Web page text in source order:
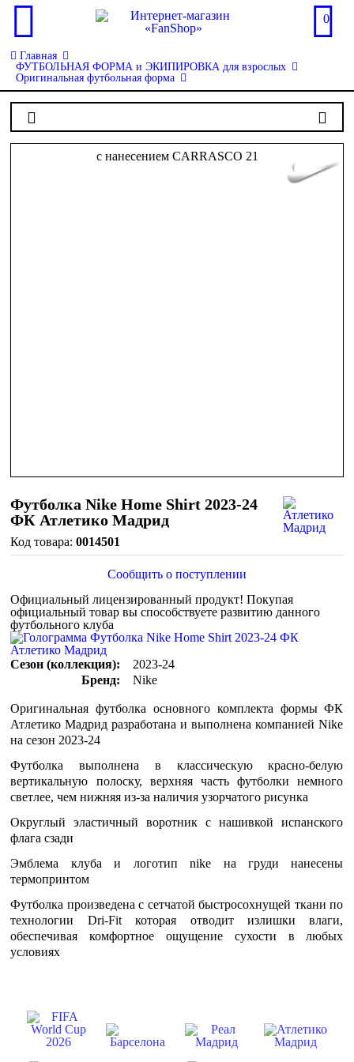
0
Главная
ФУТБОЛЬНАЯ ФОРМА и ЭКИПИРОВКА для взрослых
Оригинальная футбольная форма
c нанесением CARRASCO 21
Футболка Nike Home Shirt 2023-24
ФК Атлетико Мадрид
0014501
Сообщить о поступлении
Официальный лицензированный продукт!Покупая
официальный товар вы способствуете развитию данного
футбольного клуба
Сезон (коллекция):
2023-24
Бренд:
Nike
Оригинальная футболка основного комплекта формы ФК
Атлетико Мадрид разработана и выполнена компанией Nike
на сезон 2023-24
Футболка выполнена в классическую красно-белую
вертикальную полоску, верхняя часть футболки немного
светлее, чем нижняя из-за наличия узорчатого рисунка
Округлый эластичный воротник с нашивкой испанского
флага сзади
Эмблема клуба и логотип nike на груди нанесены
термопринтом
Футболка произведена с сетчатой быстросохнущей ткани по
технологии Dri-Fit которая отводит излишки влаги,
обеспечивая комфортное ощущение сухости в любых
условиях